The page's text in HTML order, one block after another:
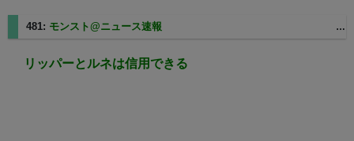
481: モンスト@ニュース速報
リッパーとルネは信用できる